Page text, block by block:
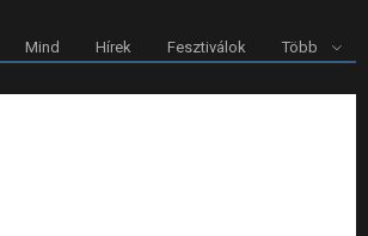
Mind Hírek Fesztiválok Több